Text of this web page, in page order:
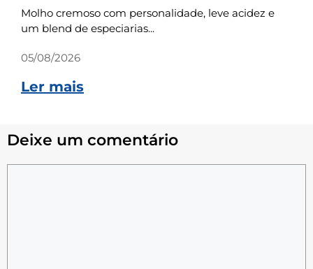
Molho cremoso com personalidade, leve acidez e
um blend de especiarias...
05/08/2026
Ler mais
Deixe um comentário